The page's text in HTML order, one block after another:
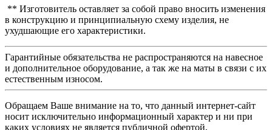
** Изготовитель оставляет за собой право вносить изменения
в конструкцию и принципиальную схему изделия, не
ухудшающие его характеристики.
Гарантийные обязательства не распространяются на навесное
и дополнительное оборудование, а так же на маты в связи с их
естественным износом.
Обращаем Ваше внимание на то, что данный интернет-сайт
носит исключительно информационный характер и ни при
каких условиях не является публичной офертой,